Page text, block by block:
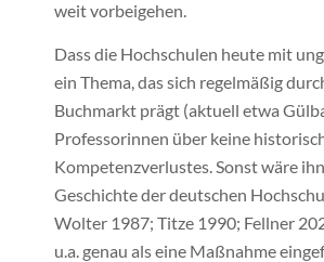
weit vorbeigehen.
Dass die Hochschulen heute mit
ein Thema, das sich regelmäßig
Buchmarkt prägt (aktuell etwa
Professorinnen über keine
Kompetenzverlustes. Sonst wäre
Geschichte der deutschen
Wolter 1987; Titze 1990; Fellner
u.a. genau als eine Maßnahme